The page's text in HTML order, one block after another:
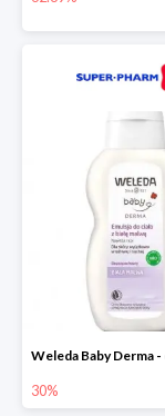
30%